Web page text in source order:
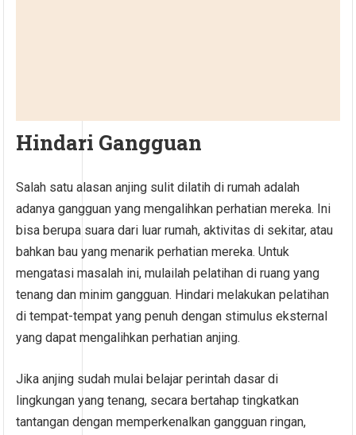
Hindari Gangguan
Salah satu alasan anjing sulit dilatih di rumah adalah
adanya gangguan yang mengalihkan perhatian mereka. Ini
bisa berupa suara dari luar rumah, aktivitas di sekitar, atau
bahkan bau yang menarik perhatian mereka. Untuk
mengatasi masalah ini, mulailah pelatihan di ruang yang
tenang dan minim gangguan. Hindari melakukan pelatihan
di tempat-tempat yang penuh dengan stimulus eksternal
yang dapat mengalihkan perhatian anjing.
Jika anjing sudah mulai belajar perintah dasar di
lingkungan yang tenang, secara bertahap tingkatkan
tantangan dengan memperkenalkan gangguan ringan,